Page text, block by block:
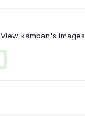
View kampan's images